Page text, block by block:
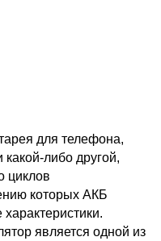
для телефона,
какой-либо другой,
циклов
которых АКБ
является одной из